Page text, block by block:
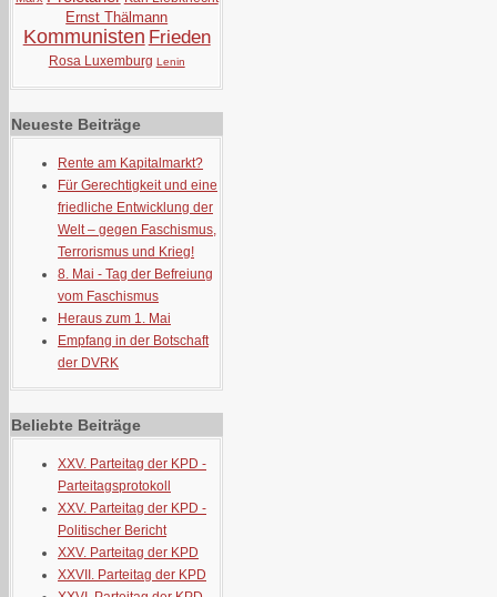
Ernst Thälmann
Kommunisten Frieden
Rosa Luxemburg Lenin
Neueste Beiträge
Rente am Kapitalmarkt?
Für Gerechtigkeit und eine
friedliche Entwicklung der
Welt – gegen Faschismus,
Terrorismus und Krieg!
8. Mai - Tag der Befreiung
vom Faschismus
Heraus zum 1. Mai
Empfang in der Botschaft
der DVRK
Beliebte Beiträge
XXV. Parteitag der KPD -
Parteitagsprotokoll
XXV. Parteitag der KPD -
Politischer Bericht
XXV. Parteitag der KPD
XXVII. Parteitag der KPD